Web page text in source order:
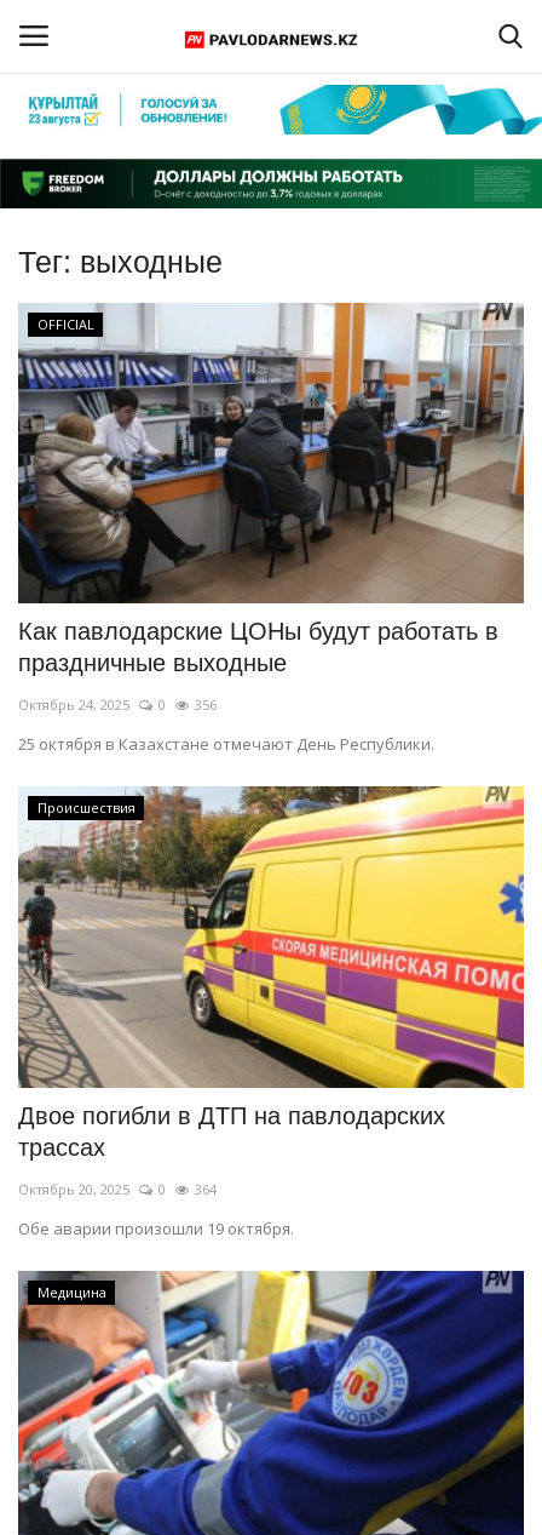
Регистрация
Главная
Обратная связь
ПАВЛОДАРСКАЯ ОБЛАСТЬ
КАЗАХСТАН
МИР
СПЕЦПРОЕКТЫ
СПОРТ
Чек-лист
РАЗВЛЕЧЕНИЯ
Курултай
Язык
Қазақша Русский
Тег: выходные
OFFICIAL
Как павлодарские ЦОНы будут работать в
праздничные выходные
Октябрь 24, 2025 0 356
25 октября в Казахстане отмечают День Республики.
Происшествия
Двое погибли в ДТП на павлодарских
трассах
Октябрь 20, 2025 0 364
Обе аварии произошли 19 октября.
Медицина